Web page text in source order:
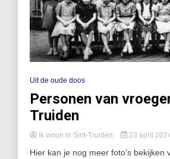
Uit de oude doos
Personen van
Truiden
Ik woon in Sint-Truiden 23 april
Hier kan je nog meer foto’s bekijken